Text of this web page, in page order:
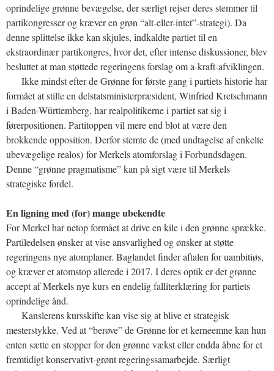
oprindelige grønne bevægelse, der særligt rejser deres stemmer til
partikongresser og kræver en grøn “alt-eller-intet”-strategi). Da
denne splittelse ikke kan skjules, indkaldte partiet til en
ekstraordinær partikongres, hvor det, efter intense diskussioner, blev
besluttet at man støttede regeringens forslag om a-kraft-afviklingen.
Ikke mindst efter de Grønne for første gang i partiets historie har
formået at stille en delstatsministerpræsident, Winfried Kretschmann
i Baden-Württemberg, har realpolitikerne i partiet sat sig i
førerpositionen. Partitoppen vil mere end blot at være den
brokkende opposition. Derfor stemte de (med undtagelse af enkelte
ubevægelige realos) for Merkels atomforslag i Forbundsdagen.
Denne “grønne pragmatisme” kan på sigt være til Merkels
strategiske fordel.
En ligning med (for) mange ubekendte
For Merkel har netop formået at drive en kile i den grønne sprække.
Partiledelsen ønsker at vise ansvarlighed og ønsker at støtte
regeringens nye atomplaner. Baglandet finder aftalen for uambitiøs,
og kræver et atomstop allerede i 2017. I deres optik er det grønne
accept af Merkels nye kurs en endelig falliterklæring for partiets
oprindelige ånd.
Kanslerens kursskifte kan vise sig at blive et strategisk
mesterstykke. Ved at “berøve” de Grønne for et kerneemne kan hun
enten sætte en stopper for den grønne vækst eller endda åbne for et
fremtidigt konservativt-grønt regeringssamarbejde. Særligt